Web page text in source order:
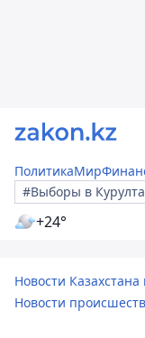
ПолитикаМир
#Выборы в
+24°
Новости
Новости